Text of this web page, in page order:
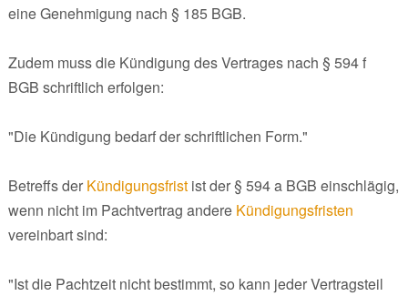
eine Genehmigung nach § 185 BGB.
Zudem muss die Kündigung des Vertrages nach § 594 f
BGB schriftlich erfolgen:
"Die Kündigung bedarf der schriftlichen Form."
Betreffs der Kündigungsfristist der § 594 a BGB einschlägig,
wenn nicht im Pachtvertrag andere Kündigungsfristen
vereinbart sind:
"Ist die Pachtzeit nicht bestimmt, so kann jeder Vertragsteil